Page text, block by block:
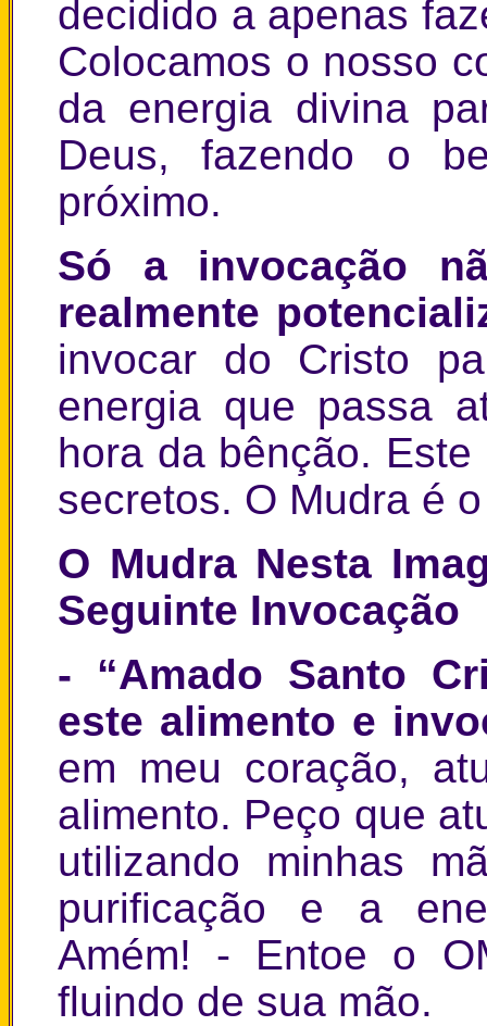
decidido a apenas
Colocamos o nosso
da energia divina
Deus, fazendo o
próximo.
Só a invocação
realmente
invocar do Cristo
energia que passa
hora da bênção.
secretos. O Mudra é
O Mudra Nesta
Seguinte Invocação
- “Amado Santo
este alimento e
em meu coração,
alimento. Peço que
utilizando minhas
purificação e a
Amém! - Entoe o
fluindo de sua mão.